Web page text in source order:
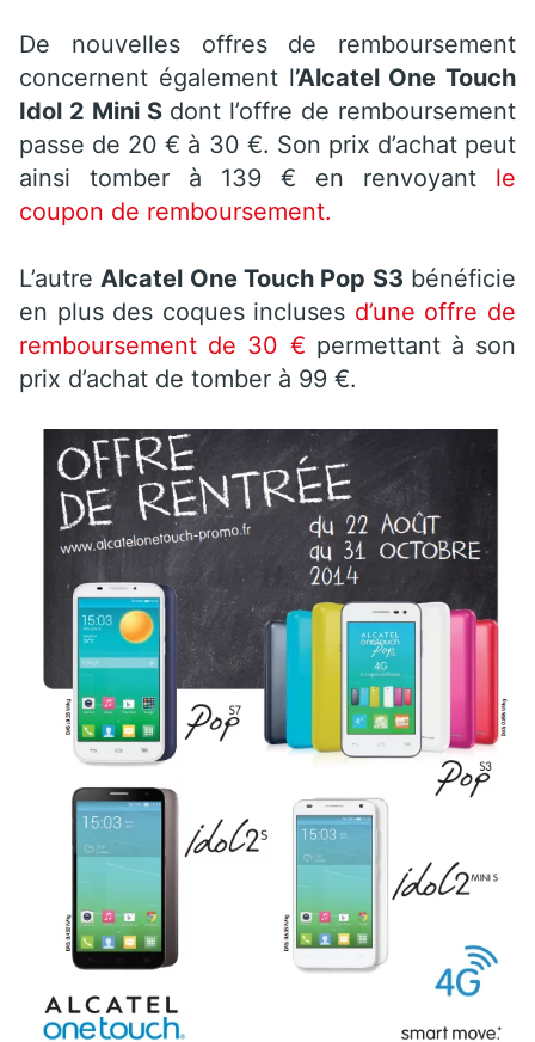
De nouvelles offres de remboursement
concernent également l’Alcatel One Touch
Idol 2 Mini Sdont l’offre de remboursement
passe de 20 € à 30 €. Son prix d’achat peut
ainsi tomber à 139 € en renvoyant le
coupon de remboursement.
L’autreAlcatel One Touch Pop S3 bénéficie
en plus des coques incluses d’une offre de
remboursement de 30 € permettant à son
prix d’achat de tomber à 99 €.